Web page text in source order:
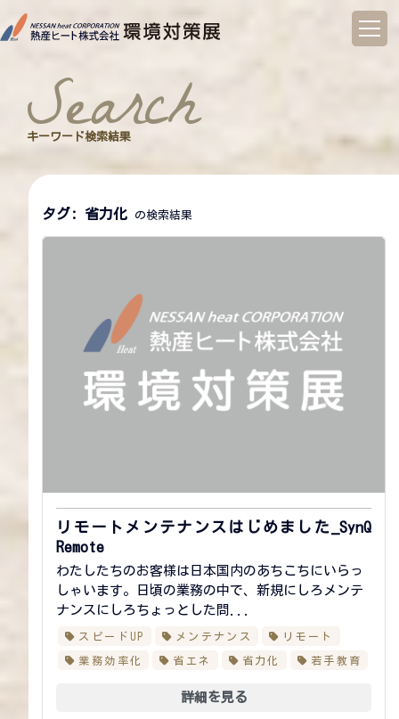
コ
ン
search
キーワード検索結果
タグ: 省力化 の検索結果
リモートメンテナンスはじめました_SynQ
Remote
わたしたちのお客様は日本国内のあちこちにいらっ
しゃいます。日頃の業務の中で、新規にしろメンテ
ナンスにしろちょっとした問...
スピードUP メンテナンス リモート
業務効率化 省エネ 省力化 若手教育
詳細を見る